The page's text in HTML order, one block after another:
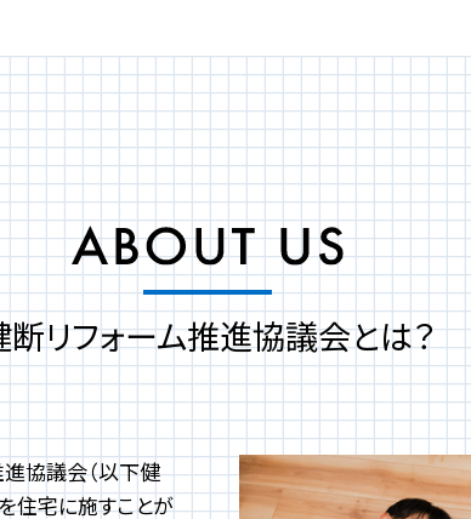
断リフォーム推進協議会とは？
協議会（以下健
住宅に施すことが